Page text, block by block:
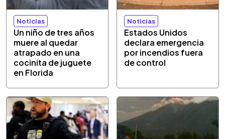
Noticias
Un niño de tres años
muere al quedar
atrapado en una
cocinita de juguete
en Florida
Noticias
Estados Unidos
declara emergencia
por incendios fuera
de control